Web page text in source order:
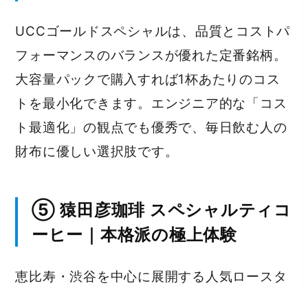
UCCゴールドスペシャルは、品質とコストパ
フォーマンスのバランスが優れた定番銘柄。
大容量パックで購入すれば1杯あたりのコス
トを最小化できます。エンジニア的な「コス
ト最適化」の観点でも優秀で、毎日飲む人の
財布に優しい選択肢です。
⑤ 猿田彦珈琲 スペシャルティコ
ーヒー｜本格派の極上体験
恵比寿・渋谷を中心に展開する人気ロースタ